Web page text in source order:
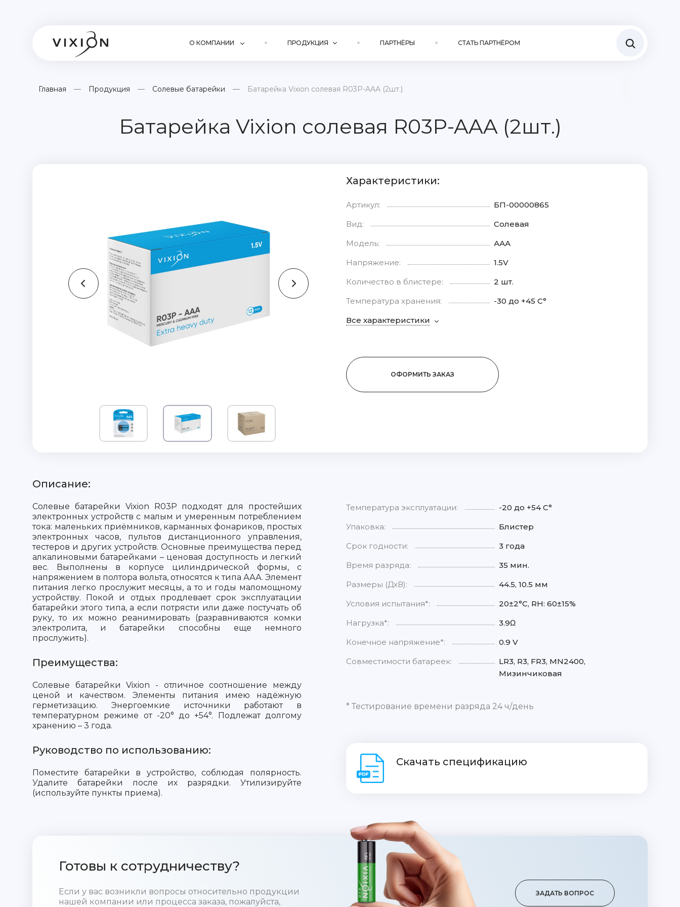
О КОМПАНИИ ПРОДУКЦИЯ ПАРТНЁРЫ СТАТЬ ПАРТНЁРОМ
Главная Продукция Солевые батарейки Батарейка Vixion солевая R03P-AAA (2шт.)
Батарейка Vixion солевая R03P-AAA (2шт.)
Характеристики:
Артикул:
БП-00000865
Вид:
Солевая
Модель:
ААА
Напряжение:
1.5V
Количество в блистере:
2 шт.
Температура хранения:
-30 до +45 С°
Все характеристики
ОФОРМИТЬ ЗАКАЗ
Описание:
Солевые батарейки Vixion R03P подходят для простейших
электронных устройств с малым и умеренным потреблением
тока: маленьких приёмников, карманных фонариков, простых
электронных часов, пультов дистанционного управления,
тестеров и других устройств. Основные преимущества перед
алкалиновыми батарейками – ценовая доступность и легкий
вес. Выполнены в корпусе цилиндрической формы, с
напряжением в полтора вольта, относятся к типа ААА. Элемент
питания легко прослужит месяцы, а то и годы маломощному
устройству. Покой и отдых продлевает срок эксплуатации
батарейки этого типа, а если потрясти или даже постучать об
руку, то их можно реанимировать (разравниваются комки
электролита, и батарейки способны еще немного
прослужить).
Преимущества:
Солевые батарейки Vixion - отличное соотношение между
ценой и качеством. Элементы питания имею надёжную
герметизацию. Энергоемкие источники работают в
температурном режиме от -20° до +54°. Подлежат долгому
хранению – 3 года.
Руководство по использованию:
Поместите батарейки в устройство, соблюдая полярность.
Удалите батарейки после их разрядки. Утилизируйте
(используйте пункты приема).
Температура эксплуатации:
-20 до +54 С°
Упаковка:
Блистер
Срок годности:
3 года
Время разряда:
35 мин.
Размеры (ДхВ):
44.5, 10.5 мм
Условия испытания*:
20±2°C, RH: 60±15%
Нагрузка*:
3.9Ω
Конечное напряжение*:
0.9 V
Совместимости батареек:
LR3, R3, FR3, MN2400,
Мизинчиковая
* Тестирование времени разряда 24 ч/день
Скачать спецификацию
Готовы к сотрудничеству?
Если у вас возникли вопросы относительно продукции
нашей компании или процесса заказа, пожалуйста,
ЗАДАТЬ ВОПРОС